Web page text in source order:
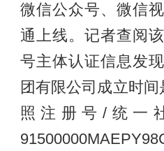
微信公众号、微信
通上线。记者查阅
号主体认证信息发
团有限公司成立时
照注册号/统一